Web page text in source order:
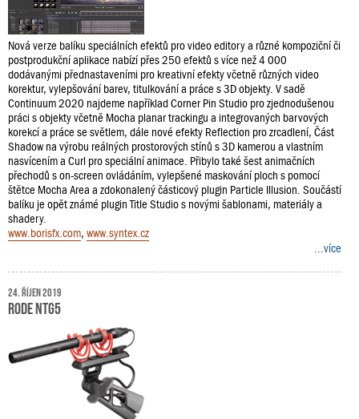
Nová verze balíku speciálních efektů pro video editory a různé kompoziční či
postprodukční aplikace nabízí přes 250 efektů s více než 4 000
dodávanými přednastaveními pro kreativní efekty včetně různých video
korektur, vylepšování barev, titulkování a práce s 3D objekty. V sadě
Continuum 2020 najdeme například Corner Pin Studio pro zjednodušenou
práci s objekty včetně Mocha planar trackingu a integrovaných barvových
korekcí a práce se světlem, dále nové efekty Reflection pro zrcadlení, Část
Shadow na výrobu reálných prostorových stínů s 3D kamerou a vlastním
nasvícením a Curl pro speciální animace. Přibylo také šest animačních
přechodů s on-screen ovládáním, vylepšené maskování ploch s pomocí
štětce Mocha Area a zdokonalený částicový plugin Particle Illusion. Součástí
balíku je opět známé plugin Title Studio s novými šablonami, materiály a
shadery.
www.borisfx.com, www.syntex.cz
...více
24. říjen 2019
RODE NTG5